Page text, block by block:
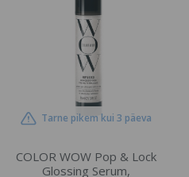
Tarne pikem kui 3 päeva
COLOR WOW Pop & Lock
Glossing Serum,